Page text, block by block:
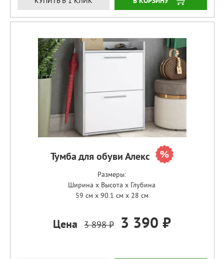
Тумба для обуви Алекс
Размеры:
Ширина x Высота x Глубина
59 см x 90.1 см x 28 см
Цена 3 898 ₽ 3 390 ₽